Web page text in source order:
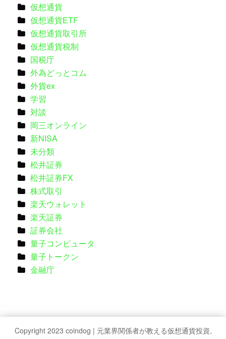
仮想通貨
仮想通貨ETF
仮想通貨取引所
仮想通貨税制
国税庁
外為どっとコム
外貨ex
学習
対談
岡三オンライン
新NISA
未分類
松井証券
松井証券FX
株式取引
楽天ウォレット
楽天証券
証券会社
量子コンピュータ
量子トークン
金融庁
Copyright 2023 coindog | 元業界関係者が教える仮想通貨投資,